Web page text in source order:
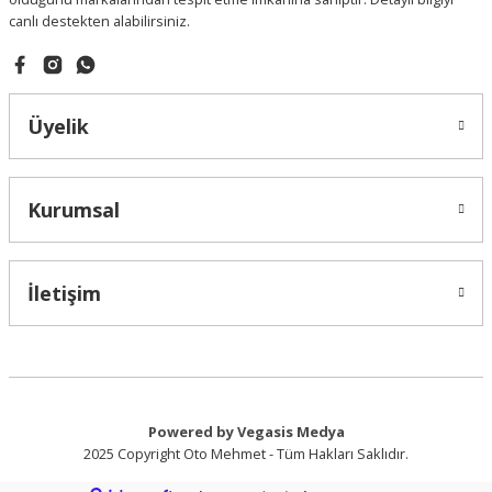
canlı destekten alabilirsiniz.
Üyelik
Kurumsal
İletişim
Powered by Vegasis Medya
2025 Copyright Oto Mehmet - Tüm Hakları Saklıdır.